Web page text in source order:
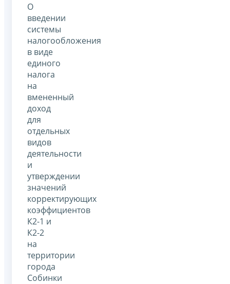
О
введении
системы
налогообложения
в виде
единого
налога
на
вмененный
доход
для
отдельных
видов
деятельности
и
утверждении
значений
корректирующих
коэффициентов
К2-1 и
К2-2
на
территории
города
Собинки